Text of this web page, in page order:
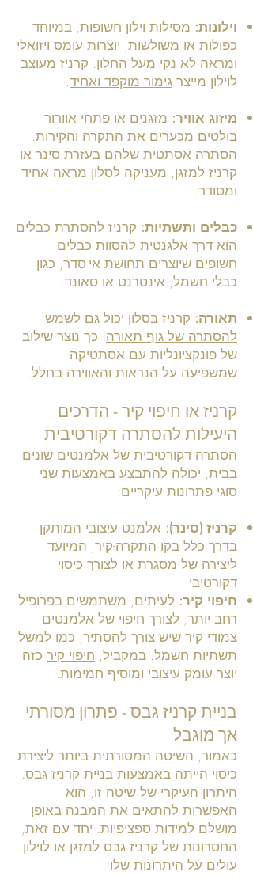
וילונות: מסילות וילון חשופות, במיוחד
כפולות או משולשות, יוצרות עומס ויזואלי
ומראה לא נקי מעל החלון. קרניז מעוצב
לוילון מייצר גימור מוקפד ואחיד.
מיזוג אוויר: מזגנים או פתחי אוורור
בולטים מכערים את התקרה והקירות.
הסתרה אסתטית שלהם בעזרת סינר או
קרניז למזגן, מעניקה לסלון מראה אחיד
ומסודר.
כבלים ותשתיות: קרניז להסתרת כבלים
הוא דרך אלגנטית להסוות כבלים
חשופים שיוצרים תחושת אי-סדר, כגון
כבלי חשמל, אינטרנט או סאונד.
תאורה: קרניז בסלון יכול גם לשמש
להסתרה של גוף תאורה. כך נוצר שילוב
של פונקציונליות עם אסתטיקה
שמשפיעה על הנראות והאווירה בחלל.
קרניז או חיפוי קיר - הדרכים
היעילות להסתרה דקורטיבית
הסתרה דקורטיבית של אלמנטים שונים
בבית, יכולה להתבצע באמצעות שני
סוגי פתרונות עיקריים:
קרניז (סינר): אלמנט עיצובי המותקן
בדרך כלל בקו התקרה-קיר, המיועד
ליצירה של מסגרת או לצורך כיסוי
דקורטיבי.
חיפוי קיר: לעיתים, משתמשים בפרופיל
רחב יותר, לצורך חיפוי של אלמנטים
צמודי קיר שיש צורך להסתיר, כמו למשל
תשתיות חשמל. במקביל, חיפוי קיר כזה
יוצר עומק עיצובי ומוסיף חמימות.
בניית קרניז גבס - פתרון מסורתי
אך מוגבל
כאמור, השיטה המסורתית ביותר ליצירת
כיסוי הייתה באמצעות בניית קרניז גבס.
היתרון העיקרי של שיטה זו, הוא
האפשרות להתאים את המבנה באופן
מושלם למידות ספציפיות. יחד עם זאת,
החסרונות של קרניז גבס למזגן או לוילון
עולים על היתרונות שלו: